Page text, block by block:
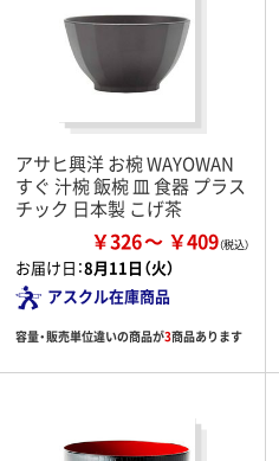
アサヒ興洋 お椀 WAYOWAN
すぐ 汁椀 飯椀 皿 食器 プラス
チック 日本製 こげ茶
￥326 ￥409
お届け日：8月11日（火）
アスクル在庫商品
容量・販売単位違いの商品が3商品あります